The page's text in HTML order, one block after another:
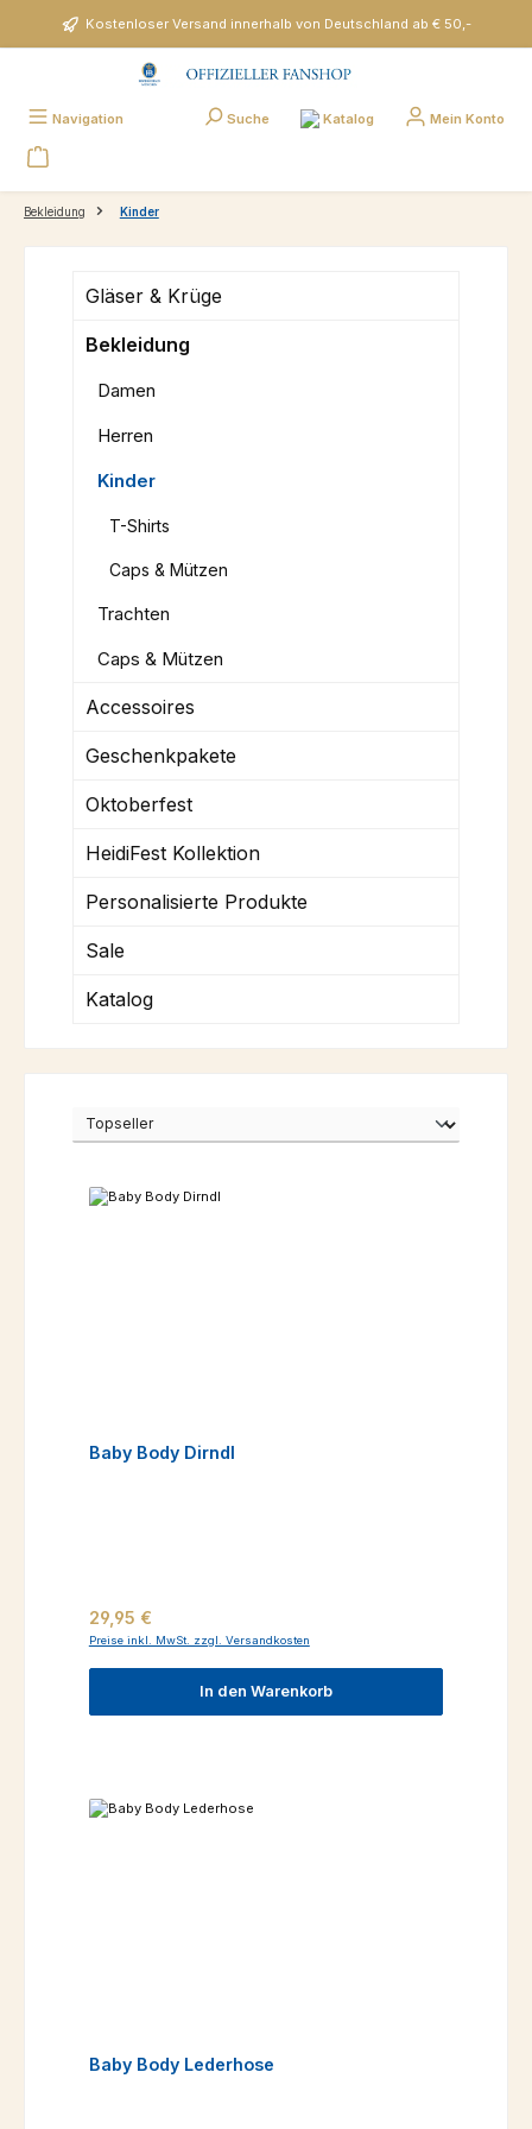
Zum Hauptinhalt springenKostenloser Versand innerhalb von Deutschland ab € 50,-
Navigation Suche Katalog Mein Konto
Bekleidung Kinder
Gläser & Krüge
Bekleidung
Damen
Herren
Kinder
T-Shirts
Caps & Mützen
Trachten
Caps & Mützen
Accessoires
Geschenkpakete
Oktoberfest
HeidiFest Kollektion
Personalisierte Produkte
Sale
Katalog
Baby Body Dirndl
Regulärer Preis:
29,95 €
Preise inkl. MwSt. zzgl. Versandkosten
In den Warenkorb
Baby Body Lederhose